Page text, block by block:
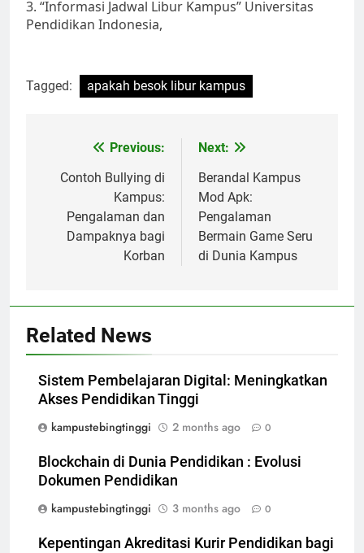
3. “Informasi Jadwal Libur Kampus” Universitas
Pendidikan Indonesia,
Tagged: apakah besok libur kampus
navigation
Previous:
Contoh Bullying di
Kampus:
Pengalaman dan
Dampaknya bagi
Korban
Next:
Berandal Kampus
Mod Apk:
Pengalaman
Bermain Game Seru
di Dunia Kampus
Related News
Sistem Pembelajaran Digital: Meningkatkan
Akses Pendidikan Tinggi
kampustebingtinggi
2 months ago 0
Blockchain di Dunia Pendidikan : Evolusi
Dokumen Pendidikan
kampustebingtinggi
3 months ago 0
Kepentingan Akreditasi Kurir Pendidikan bagi